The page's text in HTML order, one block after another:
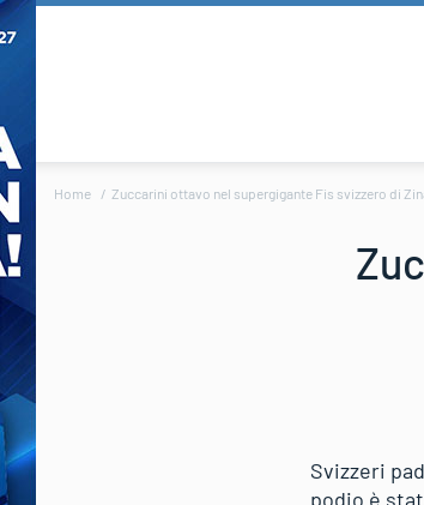
Home Zuccarini ottavo nel supergigante Fis svizzero di
Svizzeri
podio è